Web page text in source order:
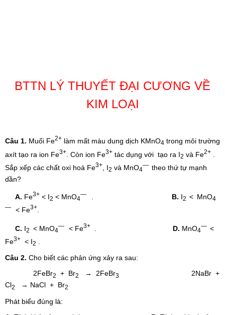
BTTN LÝ THUYẾT ĐẠI CƯƠNG VỀ
KIM LOẠI
Câu 1. Muối Fe2+ làm mất màu dung dịch KMnO4 trong môi trường
axít tạo ra ion Fe3+ . Còn ion Fe3+ tác dụng với tạo ra I2 và Fe2+
Sắp xếp các chất oxi hoá Fe3+ , I2 và MnO4
— theo thứ tự mạnh
dần?
A. Fe3+ < I2 < MnO4
— B. I2 < MnO4
—
< Fe3+
C. I2 < MnO4
— < Fe3+ D. MnO4
— <
Fe3+ < I2
Câu 2. Cho biết các phản ứng xảy ra sau:
2FeBr2 + Br2 → 2FeBr3
2NaBr +
Cl2 → NaCl + Br2
Phát biểu đúng là: